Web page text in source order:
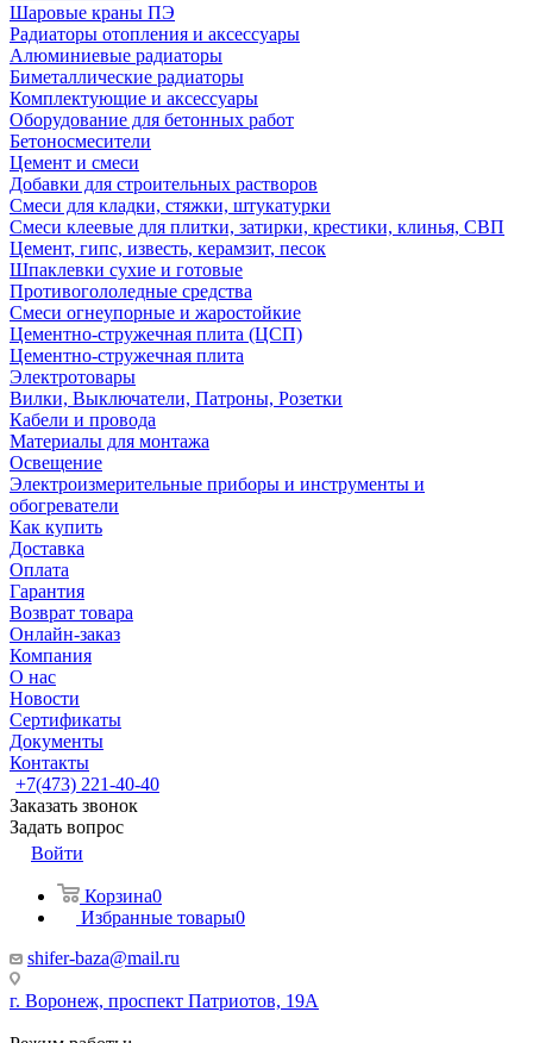
Шаровые краны ПЭ
Радиаторы отопления и аксессуары
Алюминиевые радиаторы
Биметаллические радиаторы
Комплектующие и аксессуары
Оборудование для бетонных работ
Бетоносмесители
Цемент и смеси
Добавки для строительных растворов
Смеси для кладки, стяжки, штукатурки
Смеси клеевые для плитки, затирки, крестики, клинья, СВП
Цемент, гипс, известь, керамзит, песок
Шпаклевки сухие и готовые
Противогололедные средства
Смеси огнеупорные и жаростойкие
Цементно-стружечная плита (ЦСП)
Цементно-стружечная плита
Электротовары
Вилки, Выключатели, Патроны, Розетки
Кабели и провода
Материалы для монтажа
Освещение
Электроизмерительные приборы и инструменты и
обогреватели
Как купить
Доставка
Оплата
Гарантия
Возврат товара
Онлайн-заказ
Компания
О нас
Новости
Сертификаты
Документы
Контакты
+7(473) 221-40-40
Заказать звонок
Задать вопрос
Войти
Корзина0
Избранные товары0
shifer-baza@mail.ru
г. Воронеж, проспект Патриотов, 19А